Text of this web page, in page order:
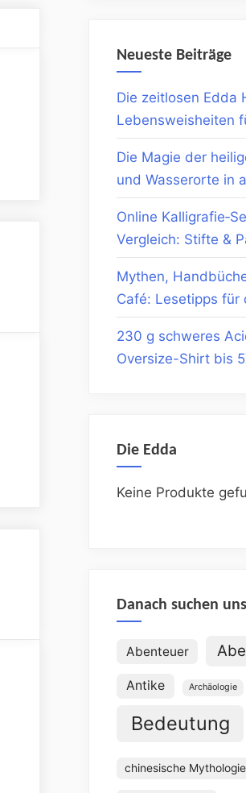
Neueste Beiträge
Die zeitlosen Edda
Lebensweisheiten
Die Magie der
und Wasserorte in
Online
Vergleich: Stifte &
Mythen,
Café: Lesetipps für
230 g schweres
Oversize-Shirt bis
Die Edda
Keine Produkte
Danach suchen
Abenteuer
Antike Archäologie
Bedeutung
chinesische Mythologie